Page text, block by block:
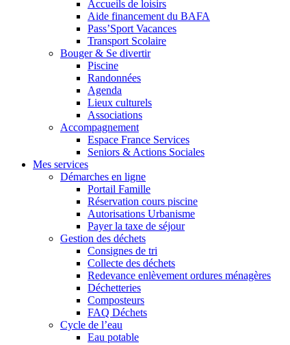
Accueils de loisirs
Aide financement du BAFA
Pass’Sport Vacances
Transport Scolaire
Bouger & Se divertir
Piscine
Randonnées
Agenda
Lieux culturels
Associations
Accompagnement
Espace France Services
Seniors & Actions Sociales
Mes services
Démarches en ligne
Portail Famille
Réservation cours piscine
Autorisations Urbanisme
Payer la taxe de séjour
Gestion des déchets
Consignes de tri
Collecte des déchets
Redevance enlèvement ordures ménagères
Déchetteries
Composteurs
FAQ Déchets
Cycle de l’eau
Eau potable